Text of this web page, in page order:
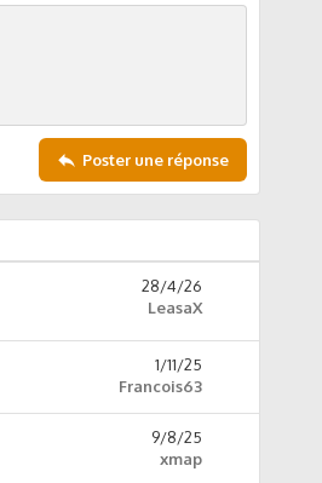
Poster une réponse
28/4/26
LeasaX
1/11/25
Francois63
9/8/25
xmap